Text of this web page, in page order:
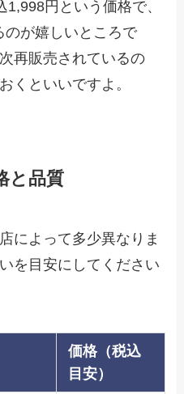
円という価格で、
のが嬉しいところで
再販売されているの
くといいですよ。
と品質
によって多少異なりま
を目安にしてください
価格（税込
目安）